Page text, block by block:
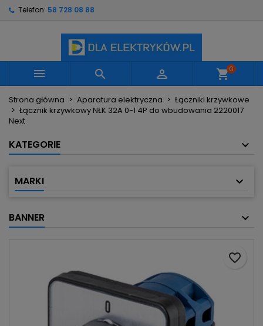
Telefon: 58 728 08 88
   shopping_cart0
Strona główna Aparatura elektryczna
Łączniki krzywkowe
Łącznik krzywkowy NŁK 32A 0-1 4P do wbudowania 2220017
Next
KATEGORIE
MARKI
BANNER
favorite_border
Utwórz nową listę
Nazwa listy życzeń
Anuluj Utwórz listę życzeń
Musisz być zalogowany by zapisać produkty na
swojej liście życzeń.
Anuluj Zaloguj się